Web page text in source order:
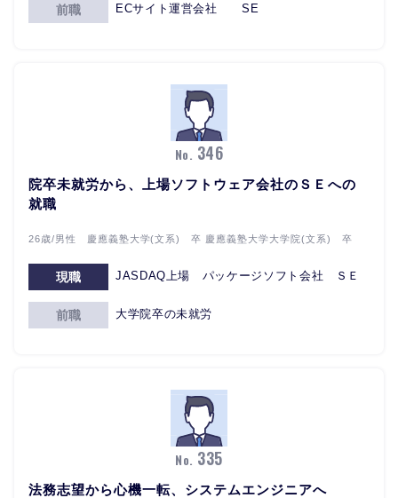
前職 ECサイト運営会社 SE
No. 346
院卒未就労から、上場ソフトウェア会社のＳＥへの
就職
26歳/男性 慶應義塾大学(文系) 卒 慶應義塾大学大学院(文系) 卒
現職 JASDAQ上場 パッケージソフト会社 ＳＥ
前職 大学院卒の未就労
No. 335
法務志望から心機一転、システムエンジニアへ